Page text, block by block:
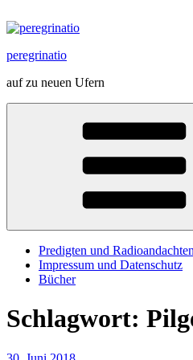
Inhalt
peregrinatio
auf zu neuen Ufern
Predigten und
Impressum und Datenschutz
Bücher
Schlagwort:
Veröffentlicht